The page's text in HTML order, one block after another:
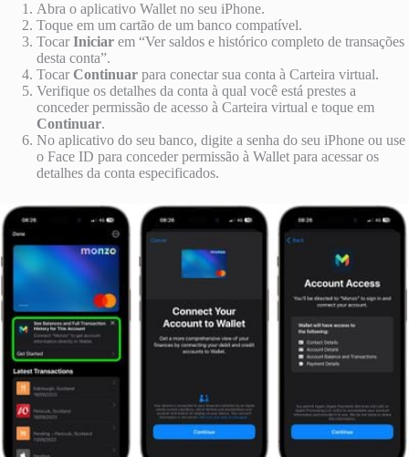
Abra o aplicativo Wallet no seu ‌iPhone‌.
Toque em um cartão de um banco compatível.
Tocar Iniciar em “Ver saldos e histórico completo de transações
desta conta”.
Tocar Continuar para conectar sua conta à Carteira virtual.
Verifique os detalhes da conta à qual você está prestes a
conceder permissão de acesso à Carteira virtual e toque em
Continuar.
No aplicativo do seu banco, digite a senha do seu ‌iPhone‌ ou use
o Face ID para conceder permissão à Wallet para acessar os
detalhes da conta especificados.